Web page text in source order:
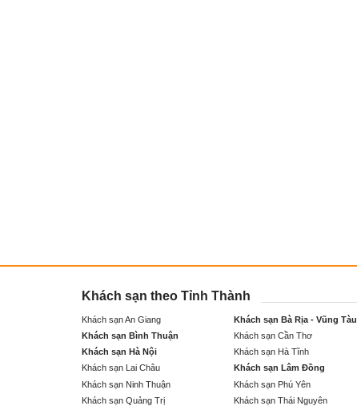
Khách sạn theo Tỉnh Thành
Khách sạn An Giang Khách sạn Bà Rịa - Vũng Tàu
Khách sạn Bình Thuận
Khách sạn Cần Thơ
Khách sạn Hà Nội
Khách sạn Hà Tĩnh
Khách sạn Lai Châu
Khách sạn Lâm Đồng
Khách sạn Ninh Thuận
Khách sạn Phú Yên
Khách sạn Quảng Trị
Khách sạn Thái Nguyên